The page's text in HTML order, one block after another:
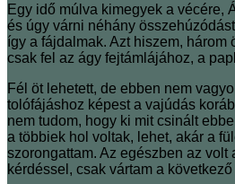
Egy idő múlva kimegyek a vécére,
és úgy várni néhány
így a fájdalmak. Azt hiszem,
csak fel az ágy fejtámlájához, a
Fél öt lehetett, de ebben nem
tolófájáshoz képest a vajúdás
nem tudom, hogy ki mit csinált
a többiek hol voltak, lehet, akár a
szorongattam. Az egészben az
kérdéssel, csak vártam a